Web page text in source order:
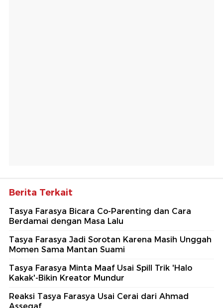
Berita Terkait
Tasya Farasya Bicara Co-Parenting dan Cara
Berdamai dengan Masa Lalu
Tasya Farasya Jadi Sorotan Karena Masih Unggah
Momen Sama Mantan Suami
Tasya Farasya Minta Maaf Usai Spill Trik 'Halo
Kakak'-Bikin Kreator Mundur
Reaksi Tasya Farasya Usai Cerai dari Ahmad